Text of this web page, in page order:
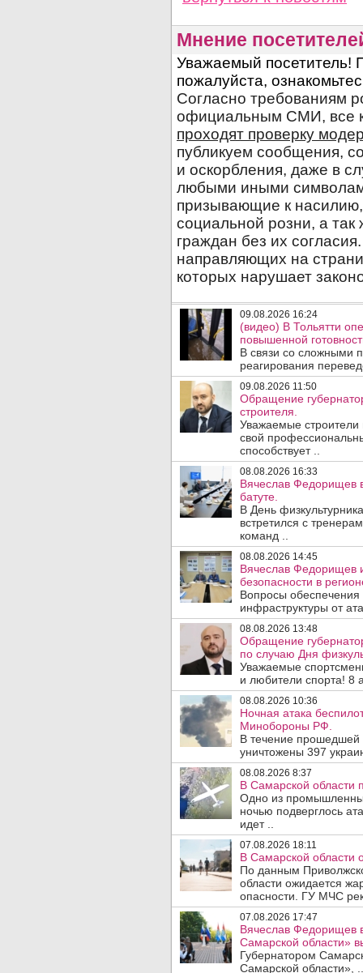
Мнение
09.08.2026 16:24
(видео) В Тольятти
повышенной
В связи со сложными
реагирования
09.08.2026 11:50
Обращение
строителя.
Уважаемые строители
свой
способствует ..
08.08.2026 16:33
Вячеслав Федорищев
батуте.
В День
встретился с
команд ..
08.08.2026 14:45
Вячеслав Федорищев
безопасности в
Вопросы обеспечения
инфраструктуры от
08.08.2026 13:48
Обращение
по случаю Дня
Уважаемые
и любители спорта! 8
08.08.2026 10:36
Ночная атака
Минобороны РФ.
В течение
уничтожены 397
08.08.2026 8:37
В Самарской области
Одно из
ночью подверглось
идет ..
07.08.2026 18:11
В Самарской области
По данным
области ожидается
опасности. ГУ МЧС
07.08.2026 17:47
Вячеслав Федорищев
Самарской области»
Губернатором
Самарской области», ..